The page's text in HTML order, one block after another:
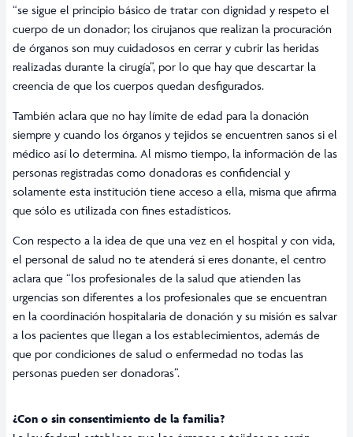
“se sigue el principio básico de tratar con dignidad y respeto el
cuerpo de un donador; los cirujanos que realizan la procuración
de órganos son muy cuidadosos en cerrar y cubrir las heridas
realizadas durante la cirugía”, por lo que hay que descartar la
creencia de que los cuerpos quedan desfigurados.
También aclara que no hay límite de edad para la donación
siempre y cuando los órganos y tejidos se encuentren sanos si el
médico así lo determina. Al mismo tiempo, la información de las
personas registradas como donadoras es confidencial y
solamente esta institución tiene acceso a ella, misma que afirma
que sólo es utilizada con fines estadísticos.
Con respecto a la idea de que una vez en el hospital y con vida,
el personal de salud no te atenderá si eres donante, el centro
aclara que “los profesionales de la salud que atienden las
urgencias son diferentes a los profesionales que se encuentran
en la coordinación hospitalaria de donación y su misión es salvar
a los pacientes que llegan a los establecimientos, además de
que por condiciones de salud o enfermedad no todas las
personas pueden ser donadoras”.
¿Con o sin consentimiento de la familia?